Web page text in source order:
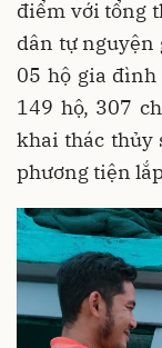
điểm với tổng
dân tự nguyện
05 hộ gia
149 hộ, 307
khai thác thủy
phương tiện